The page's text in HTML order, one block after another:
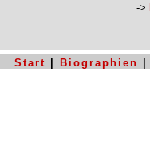
->
Start Biographien